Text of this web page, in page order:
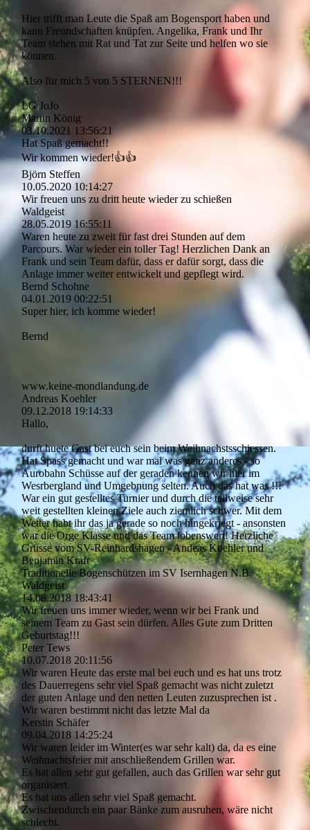
Hier trifft man Leute die Spaß am Bogensport haben und
kann Freundschaften knüpfen. Angelika, Frank und Ihr
Team stehen mit Rat und Tat zur Seite und helfen wo sie
können.
Also für mich 5 von 5 STERNEN!!!
LG JoJo
Martin König
03.10.2021 13:56:21
Hat Spaß gemacht!!
Wir kommen wieder!👍👍
Björn Steffen
10.05.2020 10:14:27
Wir freuen uns zu dritt heute wieder zu schießen
Waldgeist
28.05.2019 16:55:11
Waren heute zu zweit für fast drei Stunden auf dem
Parcours. War wieder ein toller Tag! Herzlichen Dank an
Frank und sein Team dafür, dass er dafür sorgt, dass die
Anlage immer weiter entwickelt und gepflegt wird.
Bernd Schohne
04.01.2019 00:22:51
Super hier, ich komme wieder!
Bernd
www.­keine-­mondlandung.­de
Andreas Koehler
09.12.2018 19:14:33
Hallo,
durft huete Gast bei euch sein beim Weihnachstsschiessen.
Hat Spass gemacht und war mal was ganz anderes - so
Aurobahn Schüsse auf der geraden kennen wir hier im
Wesrbergland und Umgebnung selten. Auch das hat was !!!
War ein gut gestelltes Turnier und durch die teilweise sehr
weit gestellten kleinen Ziele auch ziemlich schwer. Mit dem
Wetter habt ihr das ja gerade so noch hingekriegt - ansonsten
war die Orge Klasse und das Team lobenswert! Herzliche
Grüsse vom SV-Reinhardshagen - Andeas Koehler und
Benjamin Kraft
Traditionelle Bogenschützen im SV Isernhagen N.B.
Waldgeist
14.08.2018 18:43:41
Wir freuen uns immer wieder, wenn wir bei Frank und
seinem Team zu Gast sein dürfen. Alles Gute zum Dritten
Geburtstag!!!
Peter Tews
10.07.2018 20:11:56
Wir waren Heute das erste mal bei euch und es hat uns trotz
des Dauerregens sehr viel Spaß gemacht was nicht zuletzt
der guten Anlage und den netten Leuten zuzusprechen ist .
Wir waren bestimmt nicht das letzte Mal da
Kerstin Schäfer
09.04.2018 14:25:24
Wir waren leider im Winter(es war sehr kalt) da, da es eine
Weihnachtsfeier mit anschließendem Grillen war.
Es hat allen sehr gut gefallen, auch das Grillen war sehr gut
organisiert.
Es hat uns allen sehr viel Spaß gemacht.
Zwischendurch ein paar Bänke zum ausruhen, wäre nicht
schlecht.